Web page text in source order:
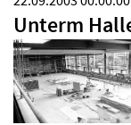
Unterm